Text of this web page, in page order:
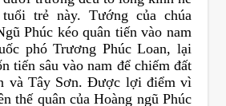
trẻ này. Tướng của chúa
Phúc kéo quân tiến vào nam
phó Trương Phúc Loan, lại
tiến sâu vào nam để chiếm đất
và Tây Sơn. Được lợi điểm vì
thế quân của Hoàng ngũ Phúc